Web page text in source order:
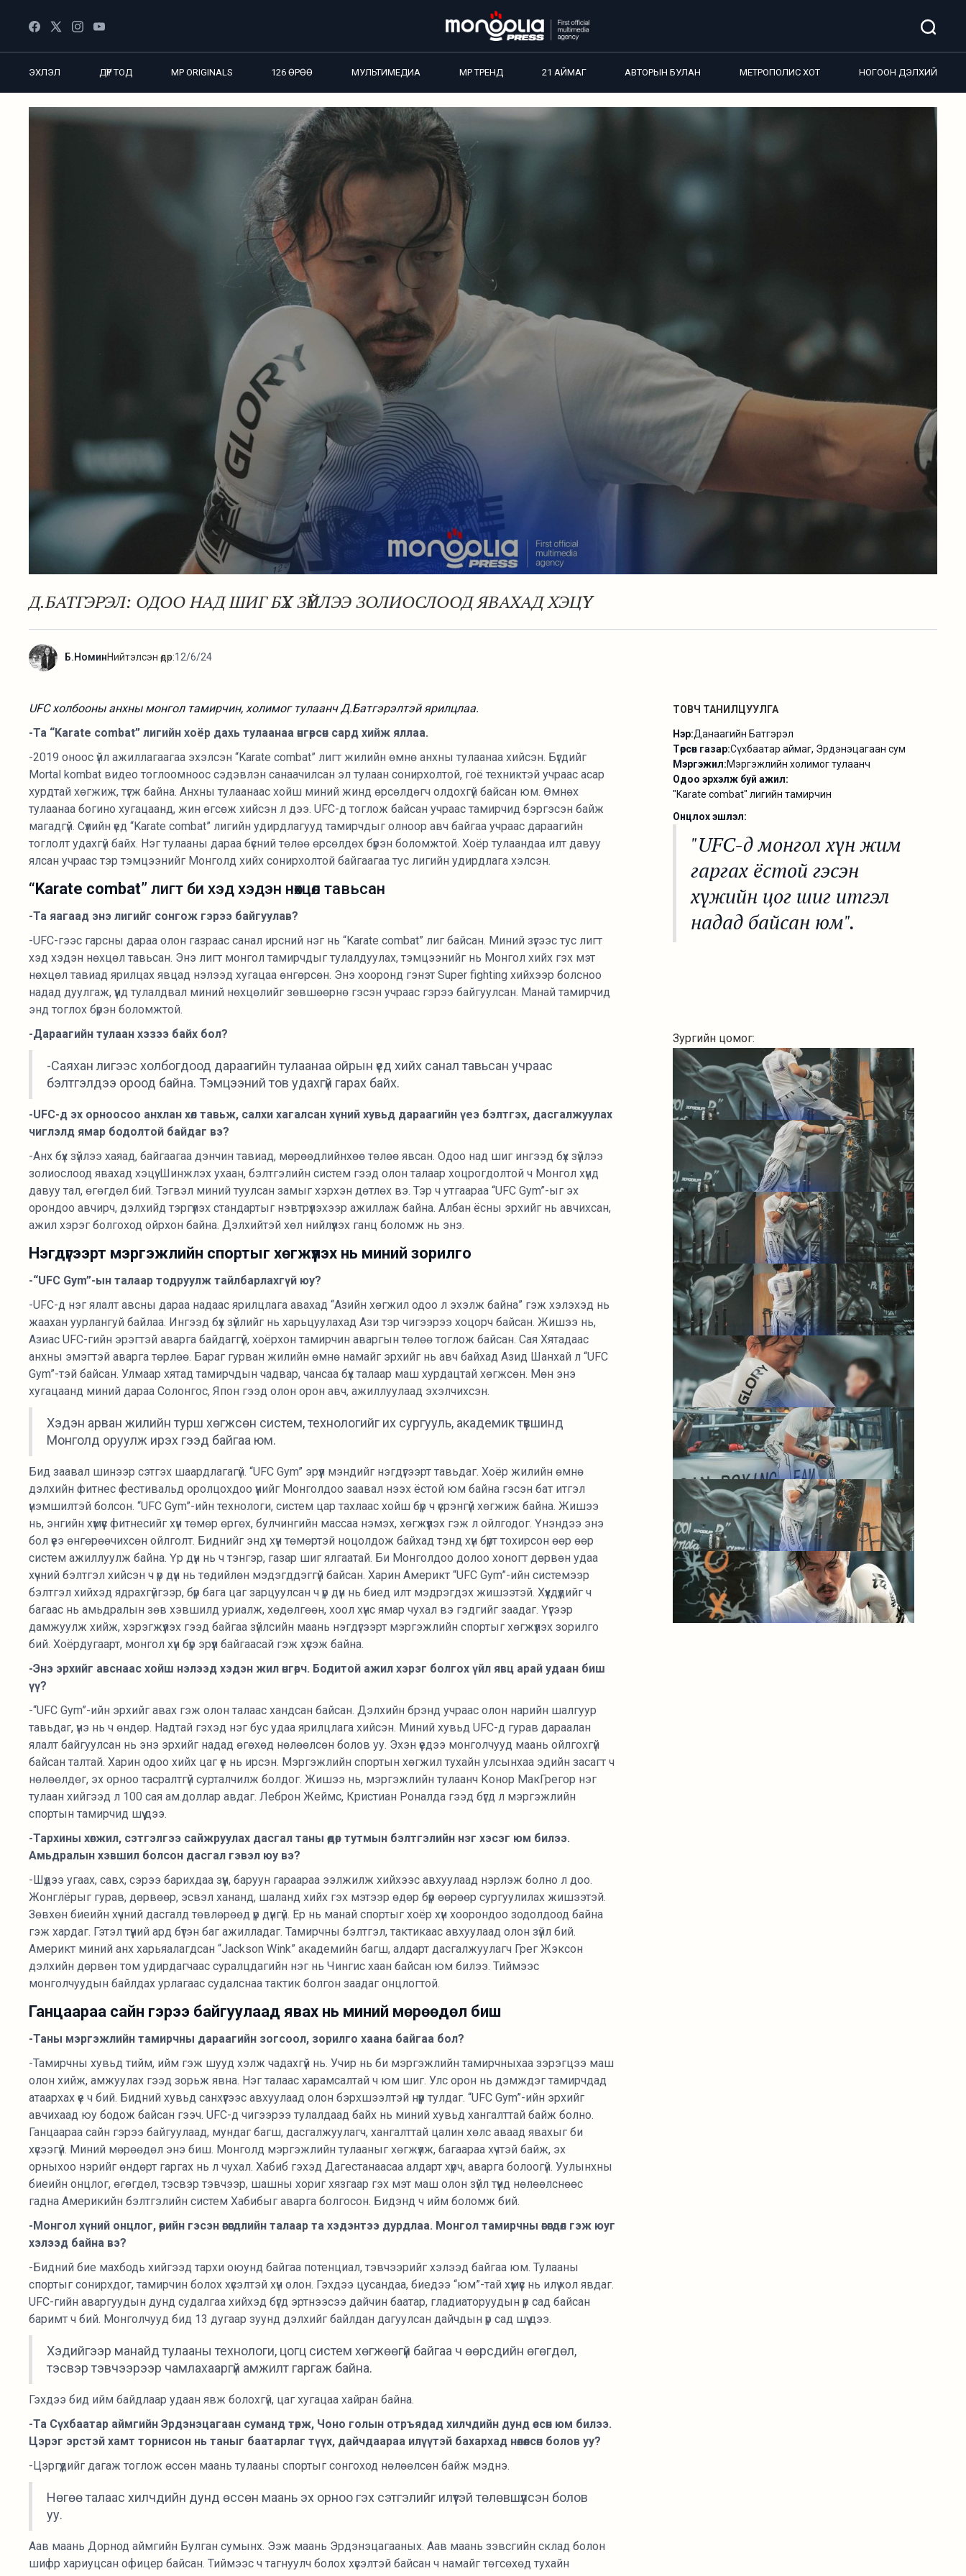
ЭХЛЭЛ ДҮР ТОД MP ORIGINALS 126 ӨРӨӨ МУЛЬТИМЕДИА MP ТРЕНД 21 АЙМАГ АВТОРЫН БУЛАН МЕТРОПОЛИС ХОТ НОГООН ДЭЛХИЙ
Д.БАТГЭРЭЛ: ОДОО НАД ШИГ БҮХ ЗҮЙЛЭЭ ЗОЛИОСЛООД ЯВАХАД ХЭЦҮҮ
Б.НоминНийтэлсэн өдөр:12/6/24
UFC холбооны анхны монгол тамирчин, холимог тулаанч Д.Батгэрэлтэй ярилцлаа.
-Та “Karate combat” лигийн хоёр дахь тулаанаа өнгөрсөн сард хийж яллаа.
-2019 оноос үйл ажиллагаагаа эхэлсэн “Karate combat” лигт жилийн өмнө анхны тулаанаа хийсэн. Бүгдийг
Mortal kombat видео тоглоомноос сэдэвлэн санаачилсан эл тулаан сонирхолтой, гоё техниктэй учраас асар
хурдтай хөгжиж, түгж байна. Анхны тулаанаас хойш миний жинд өрсөлдөгч олдохгүй байсан юм. Өмнөх
тулаанаа богино хугацаанд, жин өгсөж хийсэн л дээ. UFC-д тоглож байсан учраас тамирчид бэргэсэн байж
магадгүй. Сүүлийн үед “Karate combat” лигийн удирдлагууд тамирчдыг олноор авч байгаа учраас дараагийн
тоглолт удахгүй байх. Нэг тулааны дараа бүсний төлөө өрсөлдөх бүрэн боломжтой. Хоёр тулаандаа илт давуу
ялсан учраас тэр тэмцээнийг Монголд хийх сонирхолтой байгаагаа тус лигийн удирдлага хэлсэн.
“Karate combat” лигт би хэд хэдэн нөхцөл тавьсан
-Та яагаад энэ лигийг сонгож гэрээ байгуулав?
-UFC-гээс гарсны дараа олон газраас санал ирсний нэг нь “Karate combat” лиг байсан. Миний зүгээс тус лигт
хэд хэдэн нөхцөл тавьсан. Энэ лигт монгол тамирчдыг тулалдуулах, тэмцээнийг нь Монгол хийх гэх мэт
нөхцөл тавиад ярилцах явцад нэлээд хугацаа өнгөрсөн. Энэ хооронд гэнэт Super fighting хийхээр болсноо
надад дуулгаж, үүнд тулалдвал миний нөхцөлийг зөвшөөрнө гэсэн учраас гэрээ байгуулсан. Манай тамирчид
энд тоглох бүрэн боломжтой.
-Дараагийн тулаан хэзээ байх бол?
-Саяхан лигээс холбогдоод дараагийн тулаанаа ойрын үед хийх санал тавьсан учраас
бэлтгэлдээ ороод байна. Тэмцээний тов удахгүй гарах байх.
-UFC-д эх орноосоо анхлан хөл тавьж, салхи хагалсан хүний хувьд дараагийн үеэ бэлтгэх, дасгалжуулах
чиглэлд ямар бодолтой байдаг вэ?
-Анх бүх зүйлээ хаяад, байгаагаа дэнчин тавиад, мөрөөдлийнхөө төлөө явсан. Одоо над шиг ингээд бүх зүйлээ
золиослоод явахад хэцүү. Шинжлэх ухаан, бэлтгэлийн систем гээд олон талаар хоцрогдолтой ч Монгол хүнд
давуу тал, өгөгдөл бий. Тэгвэл миний туулсан замыг хэрхэн дөтлөх вэ. Тэр ч утгаараа “UFC Gym”-ыг эх
орондоо авчирч, дэлхийд тэргүүлэх стандартыг нэвтрүүлэхээр ажиллаж байна. Албан ёсны эрхийг нь авчихсан,
ажил хэрэг болгоход ойрхон байна. Дэлхийтэй хөл нийлүүлэх ганц боломж нь энэ.
Нэгдүгээрт мэргэжлийн спортыг хөгжүүлэх нь миний зорилго
-“UFC Gym”-ын талаар тодруулж тайлбарлахгүй юу?
-UFC-д нэг ялалт авсны дараа надаас ярилцлага авахад “Азийн хөгжил одоо л эхэлж байна” гэж хэлэхэд нь
жаахан уурлангуй байлаа. Ингээд бүх зүйлийг нь харьцуулахад Ази тэр чигээрээ хоцорч байсан. Жишээ нь,
Азиас UFC-гийн эрэгтэй аварга байдаггүй, хоёрхон тамирчин аваргын төлөө тоглож байсан. Сая Хятадаас
анхны эмэгтэй аварга төрлөө. Бараг гурван жилийн өмнө намайг эрхийг нь авч байхад Азид Шанхай л “UFC
Gym”-тэй байсан. Улмаар хятад тамирчдын чадвар, чансаа бүх талаар маш хурдацтай хөгжсөн. Мөн энэ
хугацаанд миний дараа Солонгос, Япон гээд олон орон авч, ажиллуулаад эхэлчихсэн.
Хэдэн арван жилийн турш хөгжсөн систем, технологийг их сургууль, академик түвшинд
Монголд оруулж ирэх гээд байгаа юм.
Бид заавал шинээр сэтгэх шаардлагагүй. “UFC Gym” эрүүл мэндийг нэгдүгээрт тавьдаг. Хоёр жилийн өмнө
дэлхийн фитнес фестивальд оролцохдоо үүнийг Монголдоо заавал нээх ёстой юм байна гэсэн бат итгэл
үнэмшилтэй болсон. “UFC Gym”-ийн технологи, систем цар тахлаас хойш бүр ч үсрэнгүй хөгжиж байна. Жишээ
нь, энгийн хүмүүс фитнесийг хүн төмөр өргөх, булчингийн массаа нэмэх, хөгжүүлэх гэж л ойлгодог. Үнэндээ энэ
бол үеэ өнгөрөөчихсөн ойлголт. Биднийг энд хүн төмөртэй ноцолдож байхад тэнд хүн бүрт тохирсон өөр өөр
систем ажиллуулж байна. Үр дүн нь ч тэнгэр, газар шиг ялгаатай. Би Монголдоо долоо хоногт дөрвөн удаа
хүчний бэлтгэл хийсэн ч үр дүн нь төдийлөн мэдэгддэггүй байсан. Харин Америкт “UFC Gym”-ийн системээр
бэлтгэл хийхэд ядрахгүйгээр, бүр бага цаг зарцуулсан ч үр дүн нь биед илт мэдрэгдэх жишээтэй. Хүүхдүүдийг ч
багаас нь амьдралын зөв хэвшилд уриалж, хөдөлгөөн, хоол хүнс ямар чухал вэ гэдгийг заадаг. Үүгээр
дамжуулж хийж, хэрэгжүүлэх гээд байгаа зүйлсийн маань нэгдүгээрт мэргэжлийн спортыг хөгжүүлэх зорилго
бий. Хоёрдугаарт, монгол хүн бүр эрүүл байгаасай гэж хүсэж байна.
-Энэ эрхийг авснаас хойш нэлээд хэдэн жил өнгөрч. Бодитой ажил хэрэг болгох үйл явц арай удаан биш
үү?
-“UFC Gym”-ийн эрхийг авах гэж олон талаас хандсан байсан. Дэлхийн брэнд учраас олон нарийн шалгуур
тавьдаг, үнэ нь ч өндөр. Надтай гэхэд нэг бус удаа ярилцлага хийсэн. Миний хувьд UFC-д гурав дараалан
ялалт байгуулсан нь энэ эрхийг надад өгөхөд нөлөөлсөн болов уу. Эхэн үедээ монголчууд маань ойлгохгүй
байсан талтай. Харин одоо хийх цаг үе нь ирсэн. Мэргэжлийн спортын хөгжил тухайн улсынхаа эдийн засагт ч
нөлөөлдөг, эх орноо тасралтгүй сурталчилж болдог. Жишээ нь, мэргэжлийн тулаанч Конор МакГрегор нэг
тулаан хийгээд л 100 сая ам.доллар авдаг. Леброн Жеймс, Кристиан Роналда гээд бүгд л мэргэжлийн
спортын тамирчид шүү дээ.
-Тархины хөгжил, сэтгэлгээ сайжруулах дасгал таны өдөр тутмын бэлтгэлийн нэг хэсэг юм билээ.
Амьдралын хэвшил болсон дасгал гэвэл юу вэ?
-Шүдээ угаах, савх, сэрээ барихдаа зүүн, баруун гараараа ээлжилж хийхээс авхуулаад нэрлэж болно л доо.
Жонглёрыг гурав, дөрвөөр, эсвэл хананд, шаланд хийх гэх мэтээр өдөр бүр өөрөөр сургуулилах жишээтэй.
Зөвхөн биеийн хүчний дасгалд төвлөрөөд үр дүнгүй. Ер нь манай спортыг хоёр хүн хоорондоо зодолдоод байна
гэж хардаг. Гэтэл түүний ард бүтэн баг ажилладаг. Тамирчны бэлтгэл, тактикаас авхуулаад олон зүйл бий.
Америкт миний анх харьяалагдсан “Jackson Wink” академийн багш, алдарт дасгалжуулагч Грег Жэксон
дэлхийн дөрвөн том удирдагчаас суралцдагийн нэг нь Чингис хаан байсан юм билээ. Тиймээс
монголчуудын байлдах урлагаас судалснаа тактик болгон заадаг онцлогтой.
Ганцаараа сайн гэрээ байгуулаад явах нь миний мөрөөдөл биш
-Таны мэргэжлийн тамирчны дараагийн зогсоол, зорилго хаана байгаа бол?
-Тамирчны хувьд тийм, ийм гэж шууд хэлж чадахгүй нь. Учир нь би мэргэжлийн тамирчныхаа зэрэгцээ маш
олон хийж, амжуулах гээд зорьж явна. Нэг талаас харамсалтай ч юм шиг. Улс орон нь дэмждэг тамирчдад
атаархах үе ч бий. Бидний хувьд санхүүгээс авхуулаад олон бэрхшээлтэй нүүр тулдаг. “UFC Gym”-ийн эрхийг
авчихаад юу бодож байсан гээч. UFC-д чигээрээ тулалдаад байх нь миний хувьд хангалттай байж болно.
Ганцаараа сайн гэрээ байгуулаад, мундаг багш, дасгалжуулагч, хангалттай цалин хөлс аваад явахыг би
хүсээгүй. Миний мөрөөдөл энэ биш. Монголд мэргэжлийн тулааныг хөгжүүлж, багаараа хүчтэй байж, эх
орныхоо нэрийг өндөрт гаргах нь л чухал. Хабиб гэхэд Дагестанаасаа алдарт хүрч, аварга болоогүй. Уулынхны
биеийн онцлог, өгөгдөл, тэсвэр тэвчээр, шашны хориг хязгаар гэх мэт маш олон зүйл түүнд нөлөөлснөөс
гадна Америкийн бэлтгэлийн систем Хабибыг аварга болгосон. Бидэнд ч ийм боломж бий.
-Монгол хүний онцлог, өөрийн гэсэн өгөгдлийн талаар та хэдэнтээ дурдлаа. Монгол тамирчны өгөгдөл гэж юуг
хэлээд байна вэ?
-Бидний бие махбодь хийгээд тархи оюунд байгаа потенциал, тэвчээрийг хэлээд байгаа юм. Тулааны
спортыг сонирхдог, тамирчин болох хүсэлтэй хүн олон. Гэхдээ цусандаа, биедээ “юм”-тай хүмүүс нь илүү хол явдаг.
UFС-гийн аваргуудын дунд судалгаа хийхэд бүгд эртнээсээ дайчин баатар, гладиаторуудын үр сад байсан
баримт ч бий. Монголчууд бид 13 дугаар зуунд дэлхийг байлдан дагуулсан дайчдын үр сад шүү дээ.
Хэдийгээр манайд тулааны технологи, цогц систем хөгжөөгүй байгаа ч өөрсдийн өгөгдөл,
тэсвэр тэвчээрээр чамлахааргүй амжилт гаргаж байна.
Гэхдээ бид ийм байдлаар удаан явж болохгүй, цаг хугацаа хайран байна.
-Та Сүхбаатар аймгийн Эрдэнэцагаан суманд төрж, Чоно голын отръядад хилчдийн дунд өссөн юм билээ.
Цэрэг эрстэй хамт торнисон нь таныг баатарлаг түүх, дайчдаараа илүүтэй бахархад нөлөөлсөн болов уу?
-Цэргүүдийг дагаж тоглож өссөн маань тулааны спортыг сонгоход нөлөөлсөн байж мэднэ.
Нөгөө талаас хилчдийн дунд өссөн маань эх орноо гэх сэтгэлийг илүүтэй төлөвшүүлсэн болов
уу.
Аав маань Дорнод аймгийн Булган сумынх. Ээж маань Эрдэнэцагааных. Аав маань зэвсгийн склад болон
шифр хариуцсан офицер байсан. Тиймээс ч тагнуулч болох хүсэлтэй байсан ч намайг төгсөхөд тухайн
ТОВЧ ТАНИЛЦУУЛГА
Нэр:Данаагийн Батгэрэл
Төрсөн газар:Сүхбаатар аймаг, Эрдэнэцагаан сум
Мэргэжил:Мэргэжлийн холимог тулаанч
Одоо эрхэлж буй ажил:
"Karate combat" лигийн тамирчин
Онцлох эшлэл:
"UFC-д монгол хүн жим
гаргах ёстой гэсэн
хүжийн цог шиг итгэл
надад байсан юм".
Зургийн цомог: